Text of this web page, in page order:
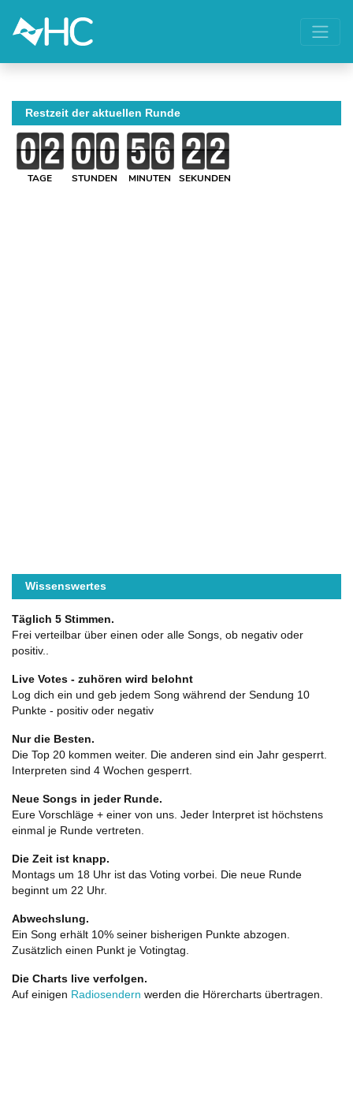
Restzeit der aktuellen Runde
TAGE STUNDEN MINUTEN SEKUNDEN
Wissenswertes
Täglich 5 Stimmen.
Frei verteilbar über einen oder alle Songs, ob negativ oder
positiv..
Live Votes - zuhören wird belohnt
Log dich ein und geb jedem Song während der Sendung 10
Punkte - positiv oder negativ
Nur die Besten.
Die Top 20 kommen weiter. Die anderen sind ein Jahr gesperrt.
Interpreten sind 4 Wochen gesperrt.
Neue Songs in jeder Runde.
Eure Vorschläge + einer von uns. Jeder Interpret ist höchstens
einmal je Runde vertreten.
Die Zeit ist knapp.
Montags um 18 Uhr ist das Voting vorbei. Die neue Runde
beginnt um 22 Uhr.
Abwechslung.
Ein Song erhält 10% seiner bisherigen Punkte abzogen.
Zusätzlich einen Punkt je Votingtag.
Die Charts live verfolgen.
Auf einigen Radiosendern werden die Hörercharts übertragen.